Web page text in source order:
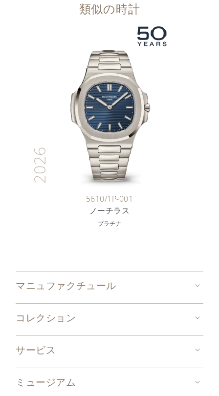
類似の時計
2026
5610/1P-001
ノーチラス
プラチナ
マニュファクチュール
コレクション
サービス
ミュージアム